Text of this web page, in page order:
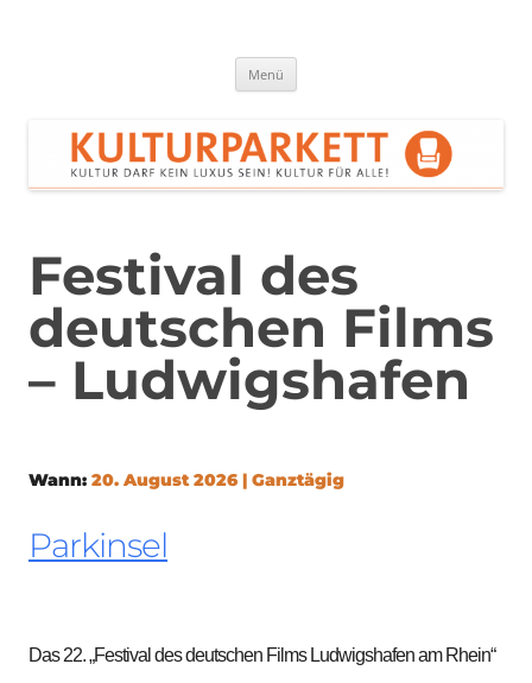
Menü
Festival des
deutschen Films
– Ludwigshafen
Wann: 20. August 2026 | Ganztägig
Parkinsel
Das 22. „Festival des deutschen Films Ludwigshafen am Rhein“